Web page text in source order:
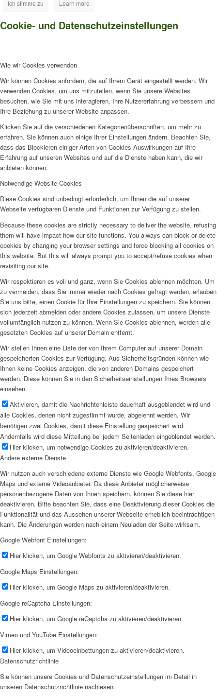
Ich stimme zu Learn more
Cookie- und Datenschutzeinstellungen
Wie wir Cookies verwenden
Wir können Cookies anfordern, die auf Ihrem Gerät eingestellt werden. Wir
verwenden Cookies, um uns mitzuteilen, wenn Sie unsere Websites
besuchen, wie Sie mit uns interagieren, Ihre Nutzererfahrung verbessern und
Ihre Beziehung zu unserer Website anpassen.
Klicken Sie auf die verschiedenen Kategorienüberschriften, um mehr zu
erfahren. Sie können auch einige Ihrer Einstellungen ändern. Beachten Sie,
dass das Blockieren einiger Arten von Cookies Auswirkungen auf Ihre
Erfahrung auf unseren Websites und auf die Dienste haben kann, die wir
anbieten können.
Notwendige Website Cookies
Diese Cookies sind unbedingt erforderlich, um Ihnen die auf unserer
Webseite verfügbaren Dienste und Funktionen zur Verfügung zu stellen.
Because these cookies are strictly necessary to deliver the website, refusing
them will have impact how our site functions. You always can block or delete
cookies by changing your browser settings and force blocking all cookies on
this website. But this will always prompt you to accept/refuse cookies when
revisiting our site.
Wir respektieren es voll und ganz, wenn Sie Cookies ablehnen möchten. Um
zu vermeiden, dass Sie immer wieder nach Cookies gefragt werden, erlauben
Sie uns bitte, einen Cookie für Ihre Einstellungen zu speichern. Sie können
sich jederzeit abmelden oder andere Cookies zulassen, um unsere Dienste
vollumfänglich nutzen zu können. Wenn Sie Cookies ablehnen, werden alle
gesetzten Cookies auf unserer Domain entfernt.
Wir stellen Ihnen eine Liste der von Ihrem Computer auf unserer Domain
gespeicherten Cookies zur Verfügung. Aus Sicherheitsgründen können wie
Ihnen keine Cookies anzeigen, die von anderen Domains gespeichert
werden. Diese können Sie in den Sicherheitseinstellungen Ihres Browsers
einsehen.
Aktivieren, damit die Nachrichtenleiste dauerhaft ausgeblendet wird und
alle Cookies, denen nicht zugestimmt wurde, abgelehnt werden. Wir
benötigen zwei Cookies, damit diese Einstellung gespeichert wird.
Andernfalls wird diese Mitteilung bei jedem Seitenladen eingeblendet werden.
Hier klicken, um notwendige Cookies zu aktivieren/deaktivieren.
Andere externe Dienste
Wir nutzen auch verschiedene externe Dienste wie Google Webfonts, Google
Maps und externe Videoanbieter. Da diese Anbieter möglicherweise
personenbezogene Daten von Ihnen speichern, können Sie diese hier
deaktivieren. Bitte beachten Sie, dass eine Deaktivierung dieser Cookies die
Funktionalität und das Aussehen unserer Webseite erheblich beeinträchtigen
kann. Die Änderungen werden nach einem Neuladen der Seite wirksam.
Google Webfont Einstellungen:
Hier klicken, um Google Webfonts zu aktivieren/deaktivieren.
Google Maps Einstellungen:
Hier klicken, um Google Maps zu aktivieren/deaktivieren.
Google reCaptcha Einstellungen:
Hier klicken, um Google reCaptcha zu aktivieren/deaktivieren.
Vimeo und YouTube Einstellungen:
Hier klicken, um Videoeinbettungen zu aktivieren/deaktivieren.
Datenschutzrichtlinie
Sie können unsere Cookies und Datenschutzeinstellungen im Detail in
unseren Datenschutzrichtlinie nachlesen.